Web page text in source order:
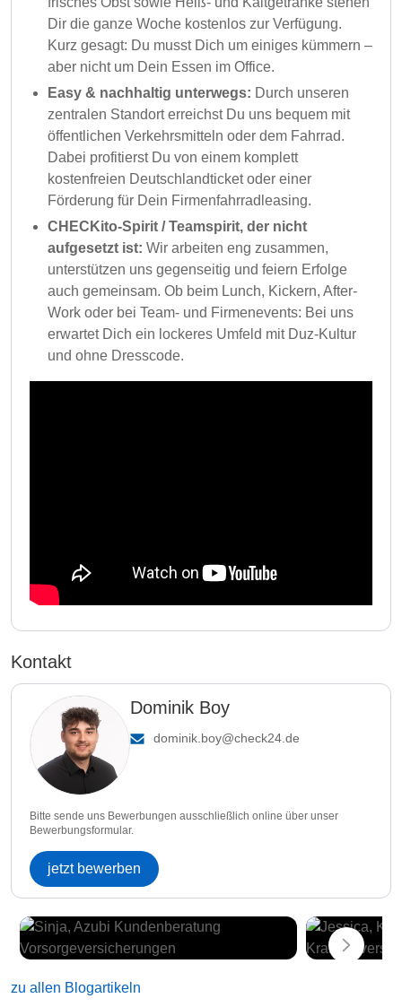
Dir die ganze Woche kostenlos zur Verfügung.
Kurz gesagt: Du musst Dich um einiges kümmern –
aber nicht um Dein Essen im Office.
Easy & nachhaltig unterwegs: Durch unseren
zentralen Standort erreichst Du uns bequem mit
öffentlichen Verkehrsmitteln oder dem Fahrrad.
Dabei profitierst Du von einem komplett
kostenfreien Deutschlandticket oder einer
Förderung für Dein Firmenfahrradleasing.
CHECKito-Spirit / Teamspirit, der nicht
aufgesetzt ist: Wir arbeiten eng zusammen,
unterstützen uns gegenseitig und feiern Erfolge
auch gemeinsam. Ob beim Lunch, Kickern, After-
Work oder bei Team- und Firmenevents: Bei uns
erwartet Dich ein lockeres Umfeld mit Duz-Kultur
und ohne Dresscode.
Kontakt
Dominik Boy
dominik.boy@check24.de
Bitte sende uns Bewerbungen ausschließlich online über unser
Bewerbungsformular.
jetzt bewerben
zu allen Blogartikeln